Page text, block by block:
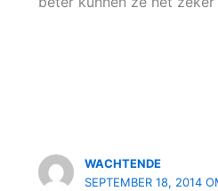
WACHTENDE
SEPTEMBER 18, 2014